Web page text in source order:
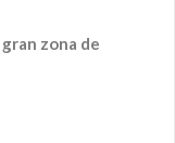
gran zona de